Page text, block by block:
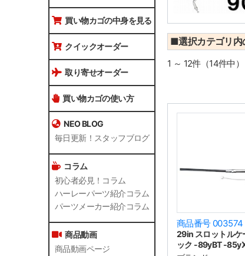
買い物カゴの中身を見る
クイックオーダー
取り寄せオーダー
買い物カゴの使い方
NEO BLOG
毎日更新！スタッフブログ
コラム
初心者必見！コラム
ハーレーパーツ紹介コラム
パーツメーカー紹介コラム
商品動画
商品動画ページ
■選択カテゴリ内
1 ～ 12件（14件中）
商品番号 003574
29in スロットルケ
ック -89yBT -